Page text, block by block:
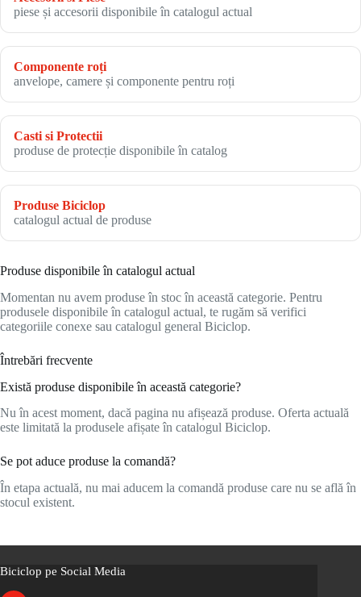
piese și accesorii disponibile în catalogul actual
Componente roți
anvelope, camere și componente pentru roți
Casti si Protectii
produse de protecție disponibile în catalog
Produse Biciclop
catalogul actual de produse
Produse disponibile în catalogul actual
Momentan nu avem produse în stoc în această categorie. Pentru
produsele disponibile în catalogul actual, te rugăm să verifici
categoriile conexe sau catalogul general Biciclop.
Întrebări frecvente
Există produse disponibile în această categorie?
Nu în acest moment, dacă pagina nu afișează produse. Oferta actuală
este limitată la produsele afișate în catalogul Biciclop.
Se pot aduce produse la comandă?
În etapa actuală, nu mai aducem la comandă produse care nu se află în
stocul existent.
Biciclop pe Social Media